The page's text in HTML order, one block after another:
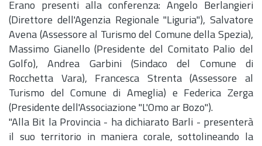
Erano presenti alla conferenza: Angelo Berlangieri
(Direttore dell'Agenzia Regionale "Liguria"), Salvatore
Avena (Assessore al Turismo del Comune della Spezia),
Massimo Gianello (Presidente del Comitato Palio del
Golfo), Andrea Garbini (Sindaco del Comune di
Rocchetta Vara), Francesca Strenta (Assessore al
Turismo del Comune di Ameglia) e Federica Zerga
(Presidente dell'Associazione "L'Omo ar Bozo").
"Alla Bit la Provincia - ha dichiarato Barli - presenterà
il suo territorio in maniera corale, sottolineando la